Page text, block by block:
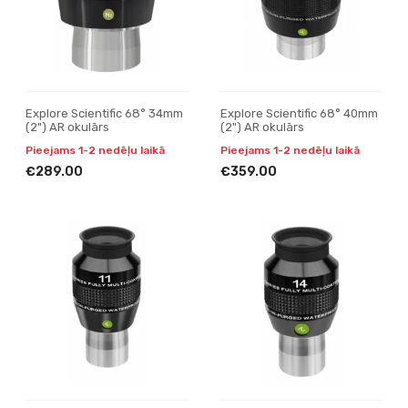
Explore Scientific 68° 34mm
(2") AR okulārs
Pieejams 1-2 nedēļu laikā
€289.00
Explore Scientific 68° 40mm
(2") AR okulārs
Pieejams 1-2 nedēļu laikā
€359.00